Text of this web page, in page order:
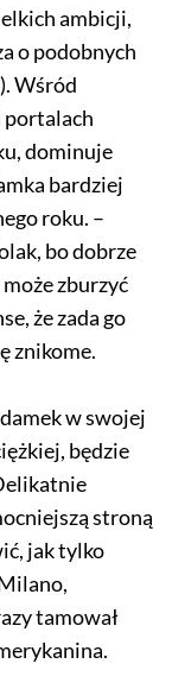
ambicji,
o podobnych
Wśród
portalach
dominuje
bardziej
roku. –
bo dobrze
zburzyć
że zada go
znikome.
w swojej
będzie
stroną
jak tylko
tamował